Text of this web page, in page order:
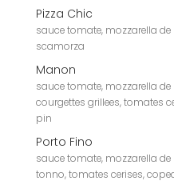
Pizza Chic
sauce tomate, mozzarella
scamorza
Manon
sauce tomate, mozzarella
courgettes grillees, tomates
pin
Porto Fino
sauce tomate, mozzarella
tonno, tomates cerises,